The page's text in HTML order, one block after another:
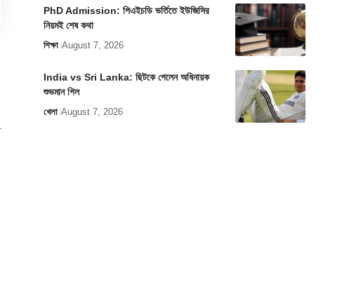
PhD Admission: পিএইচডি ভর্তিতে ইউজিসির
নিয়মই শেষ কথা
শিক্ষা August 7, 2026
India vs Sri Lanka: ছিটকে গেলেন অধিনায়ক
শুভমান গিল
খেলা August 7, 2026